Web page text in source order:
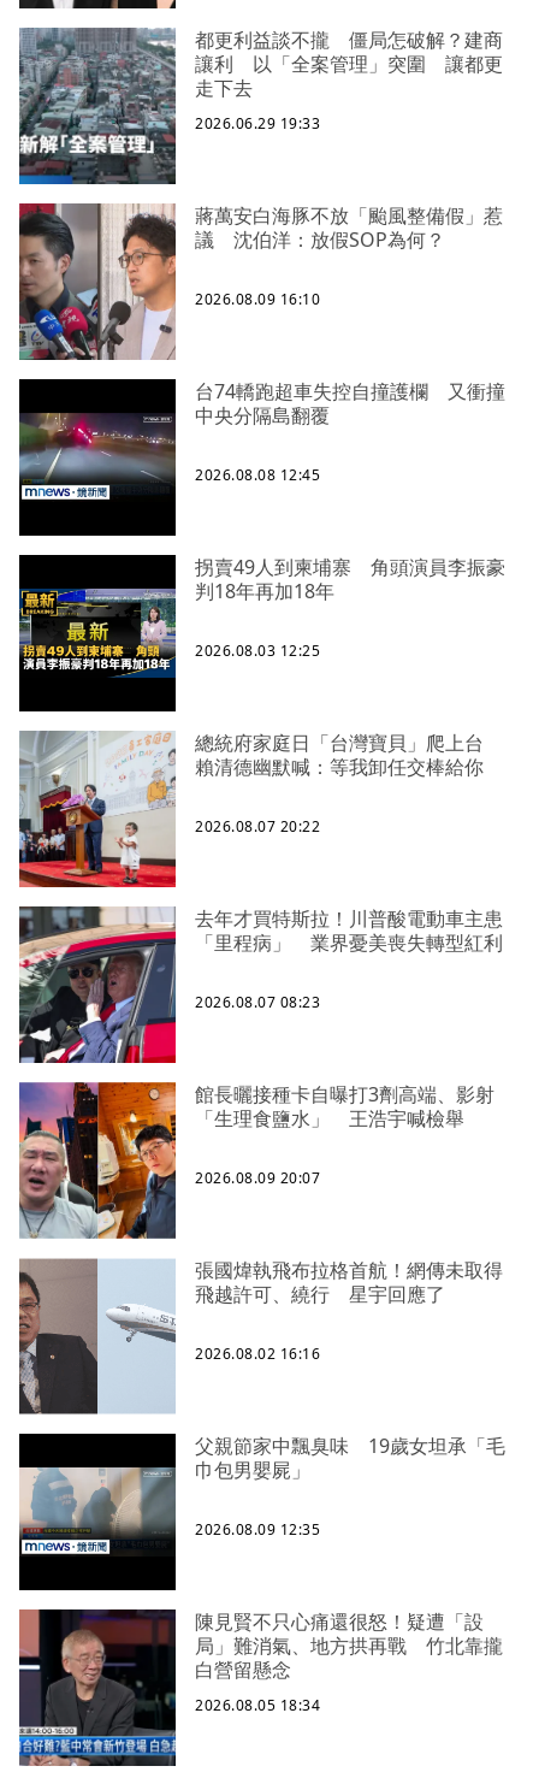
都更利益談不攏 僵局怎破解？建商
讓利 以「全案管理」突圍 讓都更
走下去
2026.06.29 19:33
蔣萬安白海豚不放「颱風整備假」惹
議 沈伯洋：放假SOP為何？
2026.08.09 16:10
台74轎跑超車失控自撞護欄 又衝撞
中央分隔島翻覆
2026.08.08 12:45
拐賣49人到柬埔寨 角頭演員李振豪
判18年再加18年
2026.08.03 12:25
總統府家庭日「台灣寶貝」爬上台
賴清德幽默喊：等我卸任交棒給你
2026.08.07 20:22
去年才買特斯拉！川普酸電動車主患
「里程病」 業界憂美喪失轉型紅利
2026.08.07 08:23
館長曬接種卡自曝打3劑高端、影射
「生理食鹽水」 王浩宇喊檢舉
2026.08.09 20:07
張國煒執飛布拉格首航！網傳未取得
飛越許可、繞行 星宇回應了
2026.08.02 16:16
父親節家中飄臭味 19歲女坦承「毛
巾包男嬰屍」
2026.08.09 12:35
陳見賢不只心痛還很怒！疑遭「設
局」難消氣、地方拱再戰 竹北靠攏
白營留懸念
2026.08.05 18:34